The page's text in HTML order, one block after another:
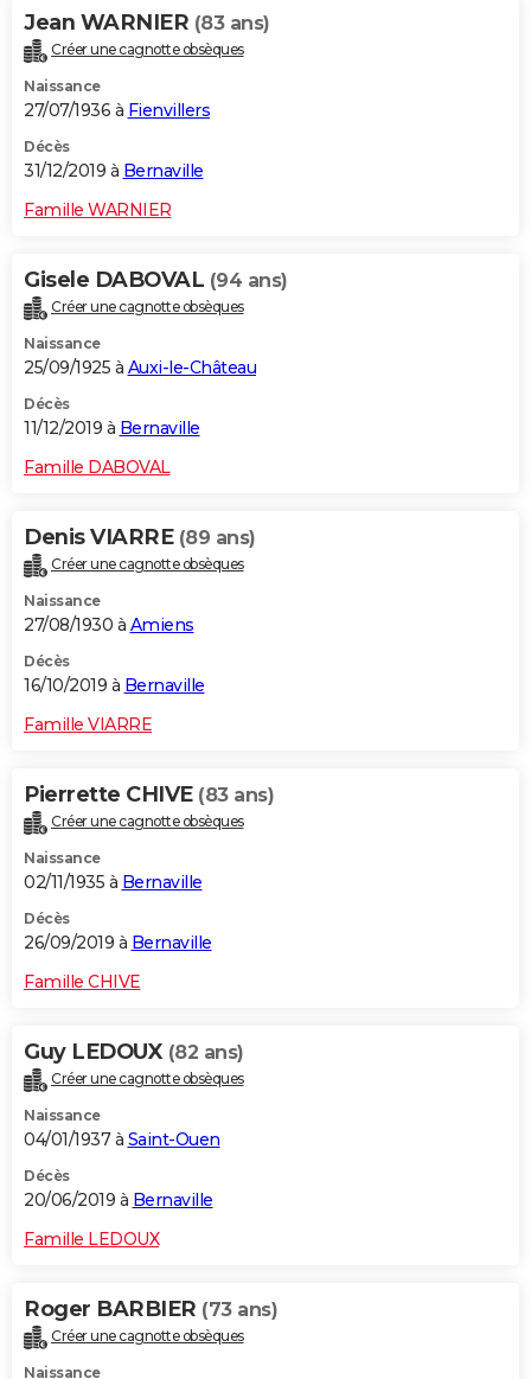
Jean WARNIER (83 ans)
Créer une cagnotte obsèques
Naissance
27/07/1936 à Fienvillers
Décès
31/12/2019 à Bernaville
Famille WARNIER
Gisele DABOVAL (94 ans)
Créer une cagnotte obsèques
Naissance
25/09/1925 à Auxi-le-Château
Décès
11/12/2019 à Bernaville
Famille DABOVAL
Denis VIARRE (89 ans)
Créer une cagnotte obsèques
Naissance
27/08/1930 à Amiens
Décès
16/10/2019 à Bernaville
Famille VIARRE
Pierrette CHIVE (83 ans)
Créer une cagnotte obsèques
Naissance
02/11/1935 à Bernaville
Décès
26/09/2019 à Bernaville
Famille CHIVE
Guy LEDOUX (82 ans)
Créer une cagnotte obsèques
Naissance
04/01/1937 à Saint-Ouen
Décès
20/06/2019 à Bernaville
Famille LEDOUX
Roger BARBIER (73 ans)
Créer une cagnotte obsèques
Naissance